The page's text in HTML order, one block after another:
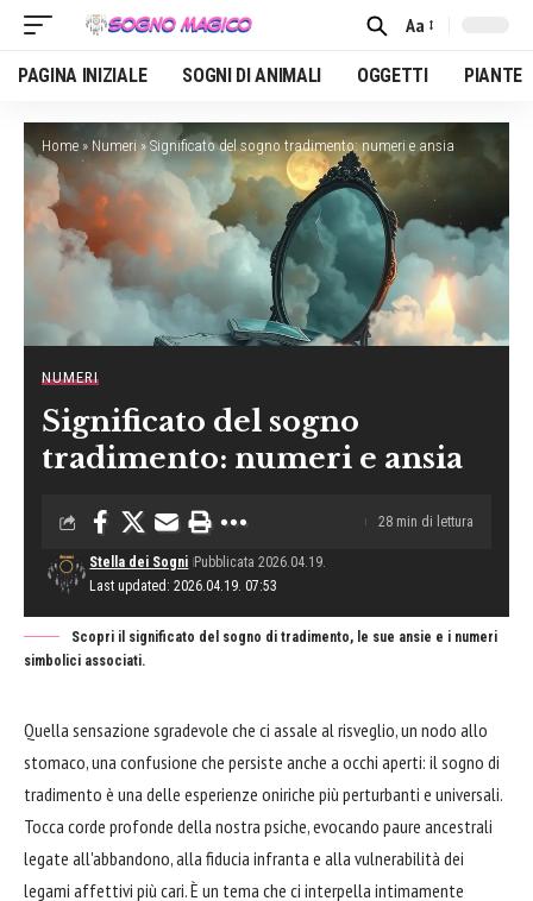
Font
Resizer
Aa
PAGINA INIZIALE SOGNI DI ANIMALI OGGETTI PIANTE
Home » Numeri»Significato del sogno tradimento: numeri e ansia
NUMERI
Significato del sogno
tradimento: numeri e ansia
Last updated: 2026.04.19. 07:53
Stella dei Sogni Pubblicata 2026.04.19.
28 min di lettura
Scopri il significato del sogno di tradimento, le sue ansie e i numeri
simbolici associati.
Quella sensazione sgradevole che ci assale al risveglio, un nodo allo
stomaco, una confusione che persiste anche a occhi aperti: il sogno di
tradimento è una delle esperienze oniriche più perturbanti e universali.
Tocca corde profonde della nostra psiche, evocando paure ancestrali
legate all'abbandono, alla fiducia infranta e alla vulnerabilità dei
legami affettivi più cari. È un tema che ci interpella intimamente